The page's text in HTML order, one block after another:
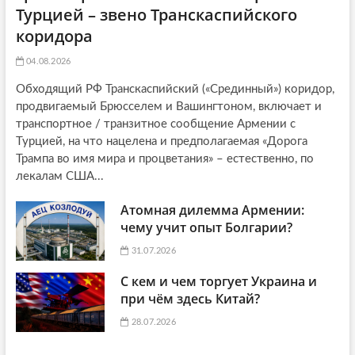
Турцией – звено Транскаспийского
коридора
04.08.2026
Обходящий РФ Транскаспийский («Срединный») коридор,
продвигаемый Брюсселем и Вашингтоном, включает и
транспортное / транзитное сообщение Армении с
Турцией, на что нацелена и предполагаемая «Дорога
Трампа во имя мира и процветания» – естественно, по
лекалам США...
Атомная дилемма Армении:
чему учит опыт Болгарии?
31.07.2026
С кем и чем торгует Украина и
при чём здесь Китай?
28.07.2026